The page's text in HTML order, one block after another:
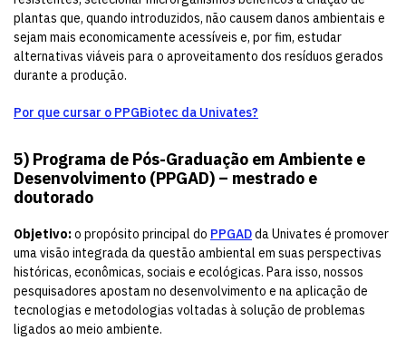
plantas que, quando introduzidos, não causem danos ambientais e
sejam mais economicamente acessíveis e, por fim, estudar
alternativas viáveis para o aproveitamento dos resíduos gerados
durante a produção.
Por que cursar o PPGBiotec da Univates?
5) Programa de Pós-Graduação em Ambiente e
Desenvolvimento (PPGAD) – mestrado e
doutorado
Objetivo:o propósito principal do PPGADda Univates é promover
uma visão integrada da questão ambiental em suas perspectivas
históricas, econômicas, sociais e ecológicas. Para isso, nossos
pesquisadores apostam no desenvolvimento e na aplicação de
tecnologias e metodologias voltadas à solução de problemas
ligados ao meio ambiente.